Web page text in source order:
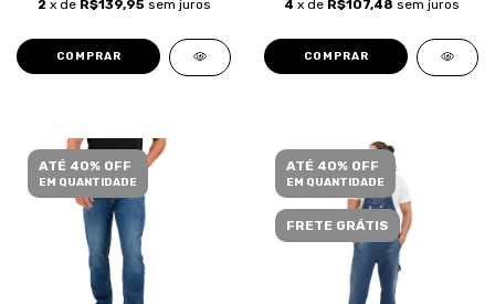
2 x de R$139,95 sem juros
COMPRAR
4 x de R$107,48 sem juros
COMPRAR
ATÉ 40% OFF
EM QUANTIDADE
ATÉ 40% OFF
EM QUANTIDADE
FRETE GRÁTIS